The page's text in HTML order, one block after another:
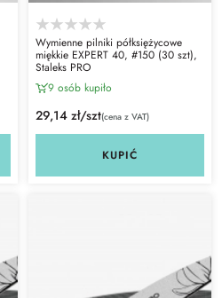
Wymienne pilniki półksiężycowe
miękkie EXPERT 40, #150 (30 szt),
Staleks PRO
9 osób kupiło
29,14 zł/szt(cena z VAT)
KUPIĆ